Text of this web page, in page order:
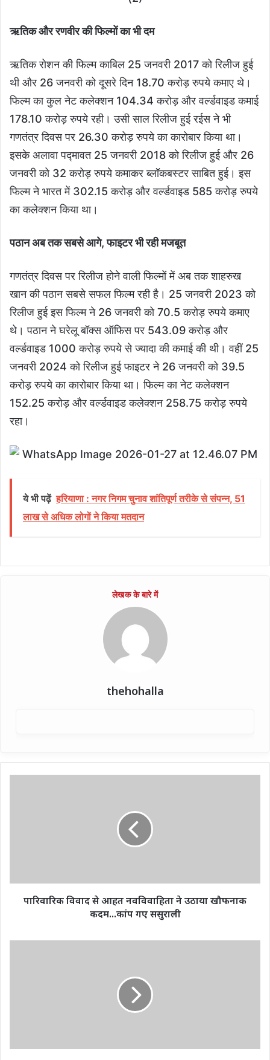
ऋतिक और रणवीर की फिल्मों का भी दम
ऋतिक रोशन की फिल्म काबिल 25 जनवरी 2017 को रिलीज हुई
थी और 26 जनवरी को दूसरे दिन 18.70 करोड़ रुपये कमाए थे।
फिल्म का कुल नेट कलेक्शन 104.34 करोड़ और वर्ल्डवाइड कमाई
178.10 करोड़ रुपये रही। उसी साल रिलीज हुई रईस ने भी
गणतंत्र दिवस पर 26.30 करोड़ रुपये का कारोबार किया था।
इसके अलावा पद्मावत 25 जनवरी 2018 को रिलीज हुई और 26
जनवरी को 32 करोड़ रुपये कमाकर ब्लॉकबस्टर साबित हुई। इस
फिल्म ने भारत में 302.15 करोड़ और वर्ल्डवाइड 585 करोड़ रुपये
का कलेक्शन किया था।
पठान अब तक सबसे आगे, फाइटर भी रही मजबूत
गणतंत्र दिवस पर रिलीज होने वाली फिल्मों में अब तक शाहरुख
खान की पठान सबसे सफल फिल्म रही है। 25 जनवरी 2023 को
रिलीज हुई इस फिल्म ने 26 जनवरी को 70.5 करोड़ रुपये कमाए
थे। पठान ने घरेलू बॉक्स ऑफिस पर 543.09 करोड़ और
वर्ल्डवाइड 1000 करोड़ रुपये से ज्यादा की कमाई की थी। वहीं 25
जनवरी 2024 को रिलीज हुई फाइटर ने 26 जनवरी को 39.5
करोड़ रुपये का कारोबार किया था। फिल्म का नेट कलेक्शन
152.25 करोड़ और वर्ल्डवाइड कलेक्शन 258.75 करोड़ रुपये
रहा।
ये भी पढ़ें हरियाणा : नगर निगम चुनाव शांतिपूर्ण तरीके से संपन्न, 51
लाख से अधिक लोगों ने किया मतदान
thehohalla
कदम...कांप
ससुरालीपारिवारिक विवाद से आहत नवविवाहिता ने उठाया खौफनाक
कदम...कांप गए ससुराली
की